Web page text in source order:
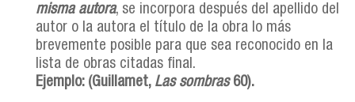
misma autora, se incorpora después del apellido del
autor o la autora el título de la obra lo más
brevemente posible para que sea reconocido en la
lista de obras citadas final.
Ejemplo: (Guillamet, Las sombras60).